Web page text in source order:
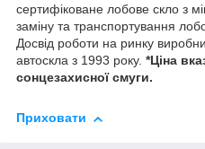
сертифіковане лобове скло з
заміну та транспортування
Досвід роботи на ринку
автоскла з 1993 року. *Ціна
сонцезахисної смуги.
Приховати